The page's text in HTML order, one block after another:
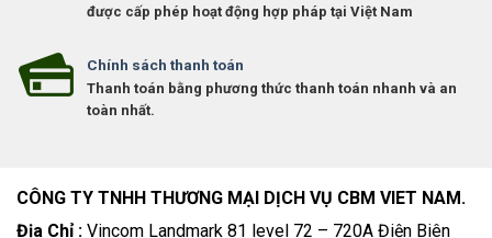
được cấp phép hoạt động hợp pháp tại Việt Nam
Chính sách thanh toán
Thanh toán bằng phương thức thanh toán nhanh và an
toàn nhất.
CÔNG TY TNHH THƯƠNG MẠI DỊCH VỤ CBM VIET NAM.
Địa Chỉ : Vincom Landmark 81 level 72 – 720A Điện Biên